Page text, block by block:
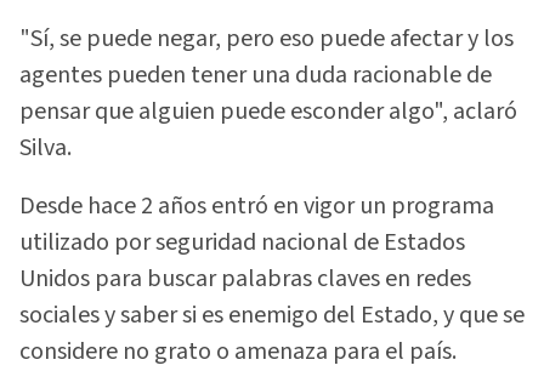
"Sí, se puede negar, pero eso puede afectar y los
agentes pueden tener una duda racionable de
pensar que alguien puede esconder algo", aclaró
Silva.
Desde hace 2 años entró en vigor un programa
utilizado por seguridad nacional de Estados
Unidos para buscar palabras claves en redes
sociales y saber si es enemigo del Estado, y que se
considere no grato o amenaza para el país.